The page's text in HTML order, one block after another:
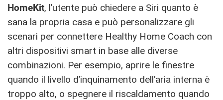
HomeKit, l’utente può chiedere a Siri quanto è
sana la propria casa e può personalizzare gli
scenari per connettere Healthy Home Coach con
altri dispositivi smart in base alle diverse
combinazioni. Per esempio, aprire le finestre
quando il livello d’inquinamento dell’aria interna è
troppo alto, o spegnere il riscaldamento quando